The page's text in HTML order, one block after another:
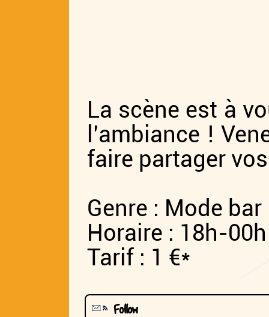
La scène est à
l’ambiance !
faire partager
Genre : Mode
Horaire : 18h-
Tarif : 1 €*
Follow